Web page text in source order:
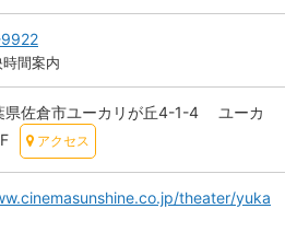
間案内
県佐倉市ユーカリが丘4-1-4 ユーカ
アクセス
theater/yuka